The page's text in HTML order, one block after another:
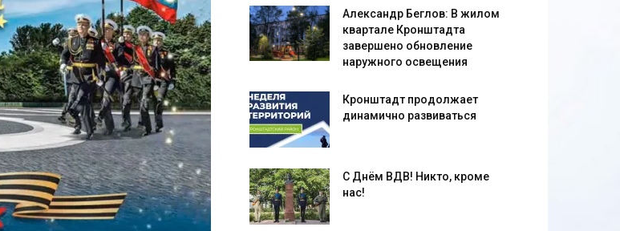
Александр Беглов: В жилом
квартале Кронштадта
завершено обновление
наружного освещения
Кронштадт продолжает
динамично развиваться
С Днём ВДВ! Никто, кроме
нас!